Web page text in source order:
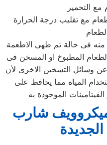
التحمير
مع تقليب درجة الحرارة
فى حالة تم طهى الاطعمة
المطبوخ او المسخن فى
وسائل التسخين الاخرى لأن
المياه مما يحافظ على
الموجودة به
شارب
الجديدة